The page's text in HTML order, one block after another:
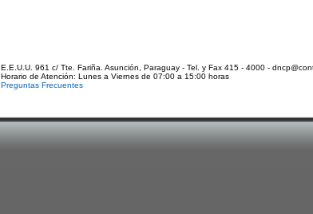
E.E.U.U. 961 c/ Tte. Fariña. Asunción, Paraguay - Tel. y Fax 415 - 4000 -
Horario de Atención: Lunes a Viernes de 07:00 a 15:00 horas
Preguntas Frecuentes